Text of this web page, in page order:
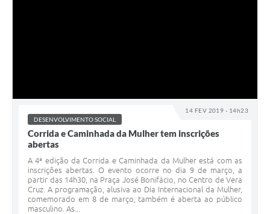
14 FEV 2019 - 14h23
DESENVOLVIMENTO SOCIAL
Corrida e Caminhada da Mulher tem inscrições
abertas
A 4ª edição da Corrida e Caminhada da Mulher está com as
inscrições abertas. O evento ocorre no dia 9 de março, a
partir das 14h30, na Praça José Bonifácio, no Centro de Vera
Cruz. A programação, alusiva ao Dia Internacional da Mulher,
comemorado em 8 de março, também é aberta ao público
masculino. As...